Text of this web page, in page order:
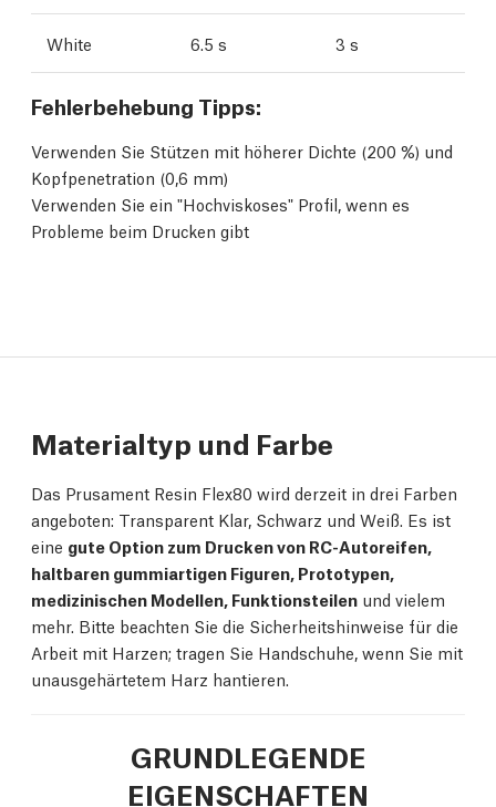
White 6.5 s 3 s
Fehlerbehebung Tipps:
Verwenden Sie Stützen mit höherer Dichte (200 %) und
Kopfpenetration (0,6 mm)
Verwenden Sie ein "Hochviskoses" Profil, wenn es
Probleme beim Drucken gibt
Materialtyp und Farbe
Das Prusament Resin Flex80 wird derzeit in drei Farben
angeboten: Transparent Klar, Schwarz und Weiß. Es ist
eine gute Option zum Drucken von RC-Autoreifen,
haltbaren gummiartigen Figuren, Prototypen,
medizinischen Modellen, Funktionsteilen und vielem
mehr. Bitte beachten Sie die Sicherheitshinweise für die
Arbeit mit Harzen; tragen Sie Handschuhe, wenn Sie mit
unausgehärtetem Harz hantieren.
GRUNDLEGENDE
EIGENSCHAFTEN